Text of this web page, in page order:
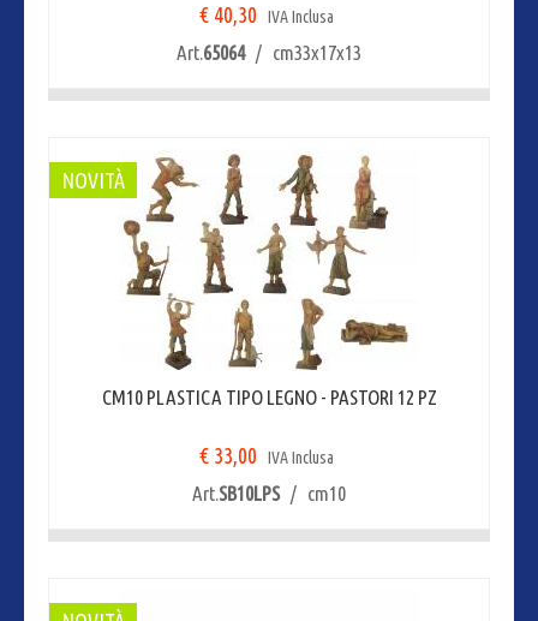
€ 40,30 IVA Inclusa
Art.65064/ cm33x17x13
CM10 PLASTICA TIPO LEGNO - PASTORI 12 PZ
€ 33,00 IVA Inclusa
Art.SB10LPS/ cm10
NOVITÀ